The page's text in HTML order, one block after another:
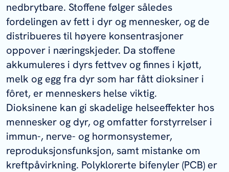
nedbrytbare. Stoffene følger således
fordelingen av fett i dyr og mennesker, og de
distribueres til høyere konsentrasjoner
oppover i næringskjeder. Da stoffene
akkumuleres i dyrs fettvev og finnes i kjøtt,
melk og egg fra dyr som har fått dioksiner i
fôret, er menneskers helse viktig.
Dioksinene kan gi skadelige helseeffekter hos
mennesker og dyr, og omfatter forstyrrelser i
immun-, nerve- og hormonsystemer,
reproduksjonsfunksjon, samt mistanke om
kreftpåvirkning. Polyklorerte bifenyler (PCB) er